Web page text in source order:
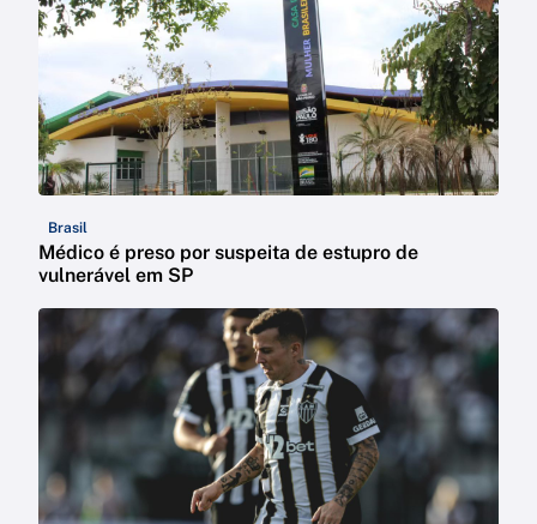
Brasil
Médico é preso por suspeita de estupro de
vulnerável em SP